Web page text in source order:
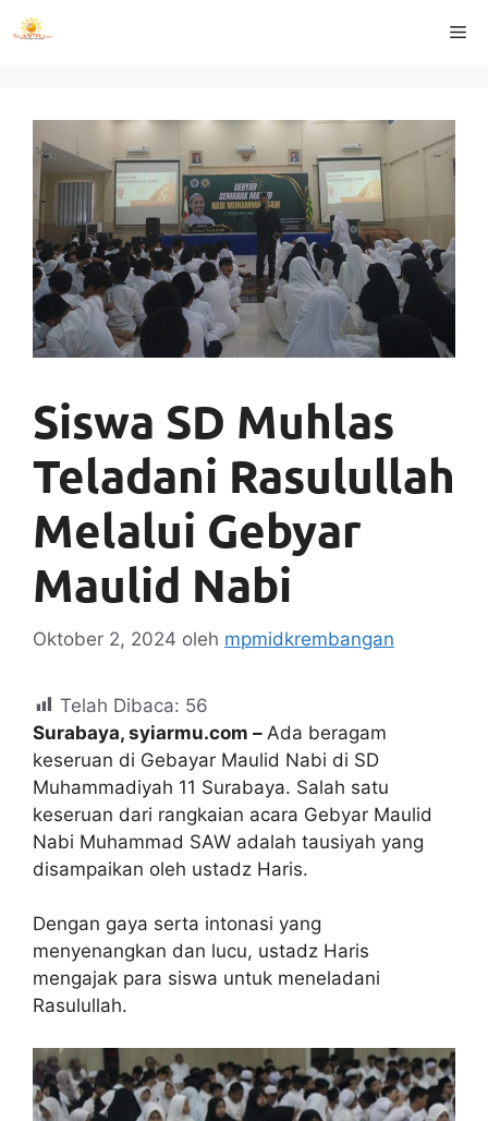
Langsung
ke
Siswa SD Muhlas
Teladani Rasulullah
Melalui Gebyar
Maulid Nabi
Oktober 2, 2024 oleh mpmidkrembangan
Telah Dibaca: 56
Surabaya, syiarmu.com – Ada beragam
keseruan di Gebayar Maulid Nabi di SD
Muhammadiyah 11 Surabaya. Salah satu
keseruan dari rangkaian acara Gebyar Maulid
Nabi Muhammad SAW adalah tausiyah yang
disampaikan oleh ustadz Haris.
Dengan gaya serta intonasi yang
menyenangkan dan lucu, ustadz Haris
mengajak para siswa untuk meneladani
Rasulullah.